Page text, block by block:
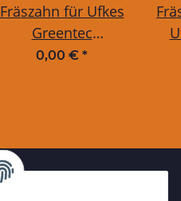
Fräszahn für Ufkes
Greentec
Fischschwanz
0,00 € *